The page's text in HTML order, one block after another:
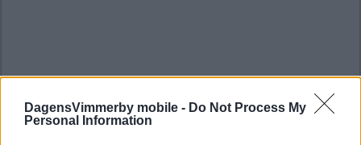
DagensVimmerby mobile - Do Not Process My
Personal Information